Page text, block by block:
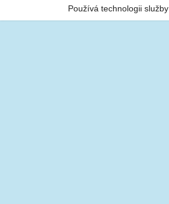
Používá technologii služby